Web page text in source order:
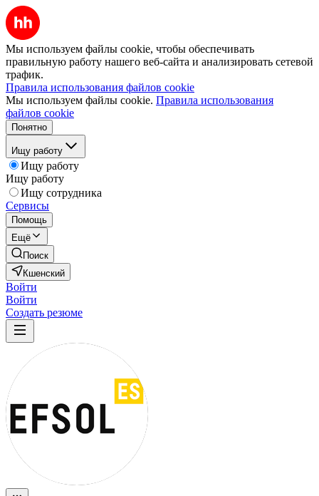
Мы используем файлы cookie, чтобы обеспечивать
правильную работу нашего веб-сайта и анализировать сетевой
трафик.
Правила использования файлов cookie
Мы используем файлы cookie. Правила использования
файлов cookie
Понятно
Ищу работу
Ищу работу
Ищу работу
Ищу сотрудника
Сервисы
Помощь
Ещё
Поиск
Кшенский
Войти
Войти
Создать резюме